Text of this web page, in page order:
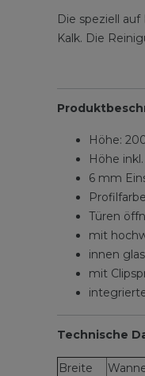
Die speziell
Kalk. Die
Höhe:
Höhe
6 mm
Türen
mit
innen
mit
Technische
Breite